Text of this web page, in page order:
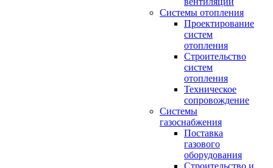
Системы отопления
Проектирование
систем
отопления
Строительство
систем
отопления
Техническое
сопровождение
Системы
газоснабжения
Поставка
газового
оборудования
Строительство и